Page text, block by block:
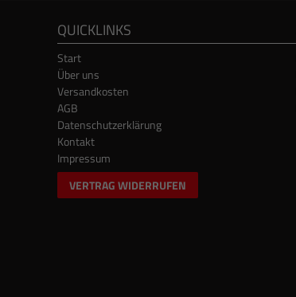
QUICKLINKS
Start
Über uns
Versandkosten
AGB
Datenschutzerklärung
Kontakt
Impressum
VERTRAG WIDERRUFEN